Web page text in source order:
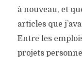
à nouveau, et
articles que
Entre les
projets